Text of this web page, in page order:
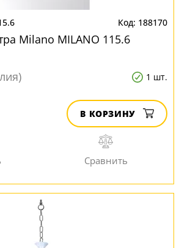
188170
Milano MILANO 115.6
1 шт.
В КОРЗИНУ